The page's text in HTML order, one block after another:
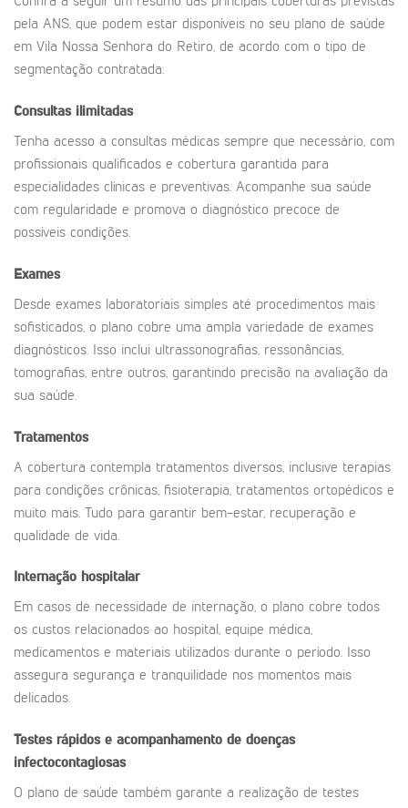
pela ANS, que podem estar disponíveis no seu plano de saúde
em Vila Nossa Senhora do Retiro, de acordo com o tipo de
segmentação contratada:
Consultas ilimitadas
Tenha acesso a consultas médicas sempre que necessário, com
profissionais qualificados e cobertura garantida para
especialidades clínicas e preventivas. Acompanhe sua saúde
com regularidade e promova o diagnóstico precoce de
possíveis condições.
Exames
Desde exames laboratoriais simples até procedimentos mais
sofisticados, o plano cobre uma ampla variedade de exames
diagnósticos. Isso inclui ultrassonografias, ressonâncias,
tomografias, entre outros, garantindo precisão na avaliação da
sua saúde.
Tratamentos
A cobertura contempla tratamentos diversos, inclusive terapias
para condições crônicas, fisioterapia, tratamentos ortopédicos e
muito mais. Tudo para garantir bem-estar, recuperação e
qualidade de vida.
Internação hospitalar
Em casos de necessidade de internação, o plano cobre todos
os custos relacionados ao hospital, equipe médica,
medicamentos e materiais utilizados durante o período. Isso
assegura segurança e tranquilidade nos momentos mais
delicados.
Testes rápidos e acompanhamento de doenças
infectocontagiosas
O plano de saúde também garante a realização de testes